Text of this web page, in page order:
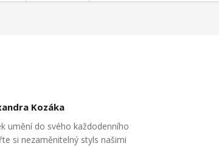
Kozáka
umění do svého každodenního
si nezaměnitelný styls našimi